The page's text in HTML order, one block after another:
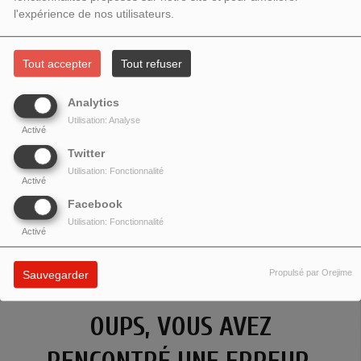
l'expérience de nos utilisateurs.
Tout accepter Tout refuser
Analytics
Activé
Utilisation: Analyse
Twitter
Activé
Utilisation: Fonctionnalité
Facebook
Activé
Utilisation: Fonctionnalité
Sauvegarder Propulsé par Orejime
OUPS, VOUS AVEZ